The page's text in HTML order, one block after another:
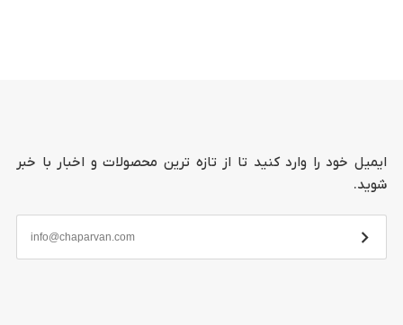
ایمیل خود را وارد کنید تا از تازه ترین محصولات و اخبار با خبر
شوید.